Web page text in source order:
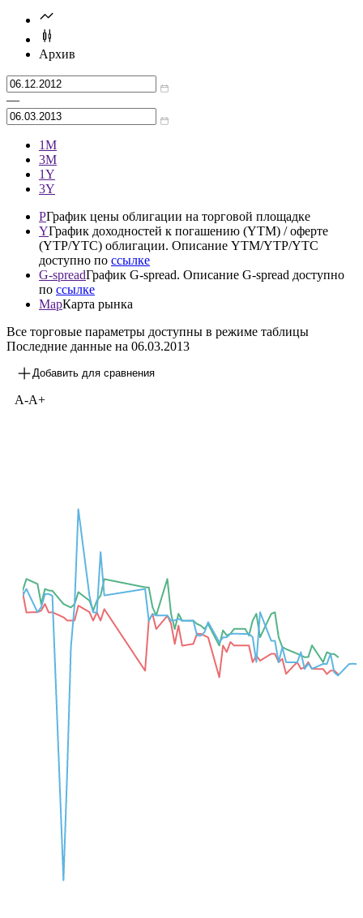
Архив
—
1М
3М
1Y
3Y
PГрафик цены облигации на торговой площадке
YГрафик доходностей к погашению (YTM) / оферте
(YTP/YTC) облигации. Описание YTM/YTP/YTC
доступно по ссылке
G-spreadГрафик G-spread. Описание G-spread доступно
по ссылке
MapКарта рынка
Все торговые параметры доступны в режиме таблицы
Последние данные на 06.03.2013
Добавить для сравнения